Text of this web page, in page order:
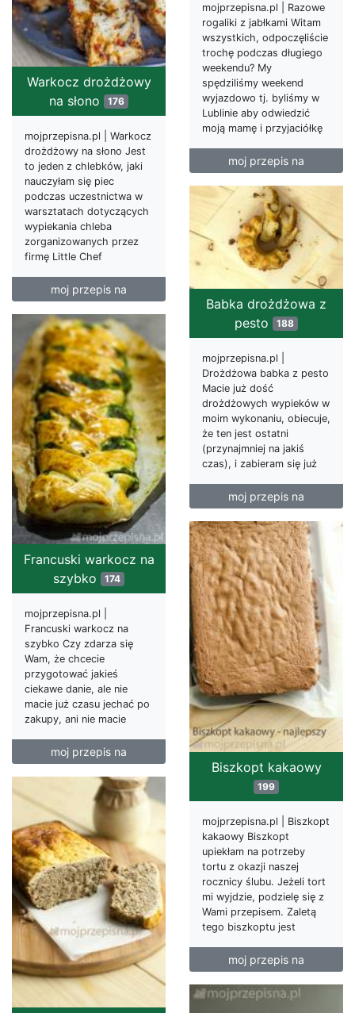
Warkocz drożdżowy
na słono 176
mojprzepisna.pl | Warkocz
drożdżowy na słono Jest
to jeden z chlebków, jaki
nauczyłam się piec
podczas uczestnictwa w
warsztatach dotyczących
wypiekania chleba
zorganizowanych przez
firmę Little Chef
moj przepis na
mojprzepisna.pl | Razowe
rogaliki z jabłkami Witam
wszystkich, odpoczęliście
trochę podczas długiego
weekendu? My
spędziliśmy weekend
wyjazdowo tj. byliśmy w
Lublinie aby odwiedzić
moją mamę i przyjaciółkę
moj przepis na
Babka drożdżowa z
pesto 188
mojprzepisna.pl |
Drożdżowa babka z pesto
Macie już dość
drożdżowych wypieków w
moim wykonaniu, obiecuje,
że ten jest ostatni
(przynajmniej na jakiś
czas), i zabieram się już
moj przepis na
Francuski warkocz na
szybko 174
mojprzepisna.pl |
Francuski warkocz na
szybko Czy zdarza się
Wam, że chcecie
przygotować jakieś
ciekawe danie, ale nie
macie już czasu jechać po
zakupy, ani nie macie
moj przepis na
Biszkopt kakaowy
199
mojprzepisna.pl | Biszkopt
kakaowy Biszkopt
upiekłam na potrzeby
tortu z okazji naszej
rocznicy ślubu. Jeżeli tort
mi wyjdzie, podzielę się z
Wami przepisem. Zaletą
tego biszkoptu jest
moj przepis na